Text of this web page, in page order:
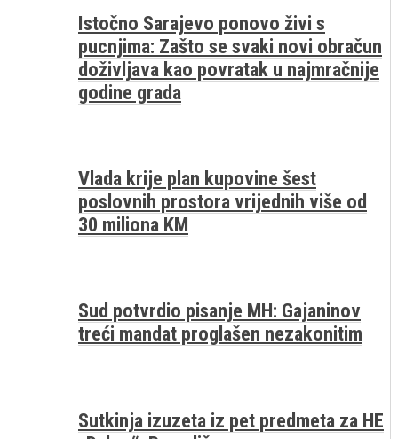
Istočno Sarajevo ponovo živi s
pucnjima: Zašto se svaki novi obračun
doživljava kao povratak u najmračnije
godine grada
Vlada krije plan kupovine šest
poslovnih prostora vrijednih više od
30 miliona KM
Sud potvrdio pisanje MH: Gajaninov
treći mandat proglašen nezakonitim
Sutkinja izuzeta iz pet predmeta za HE